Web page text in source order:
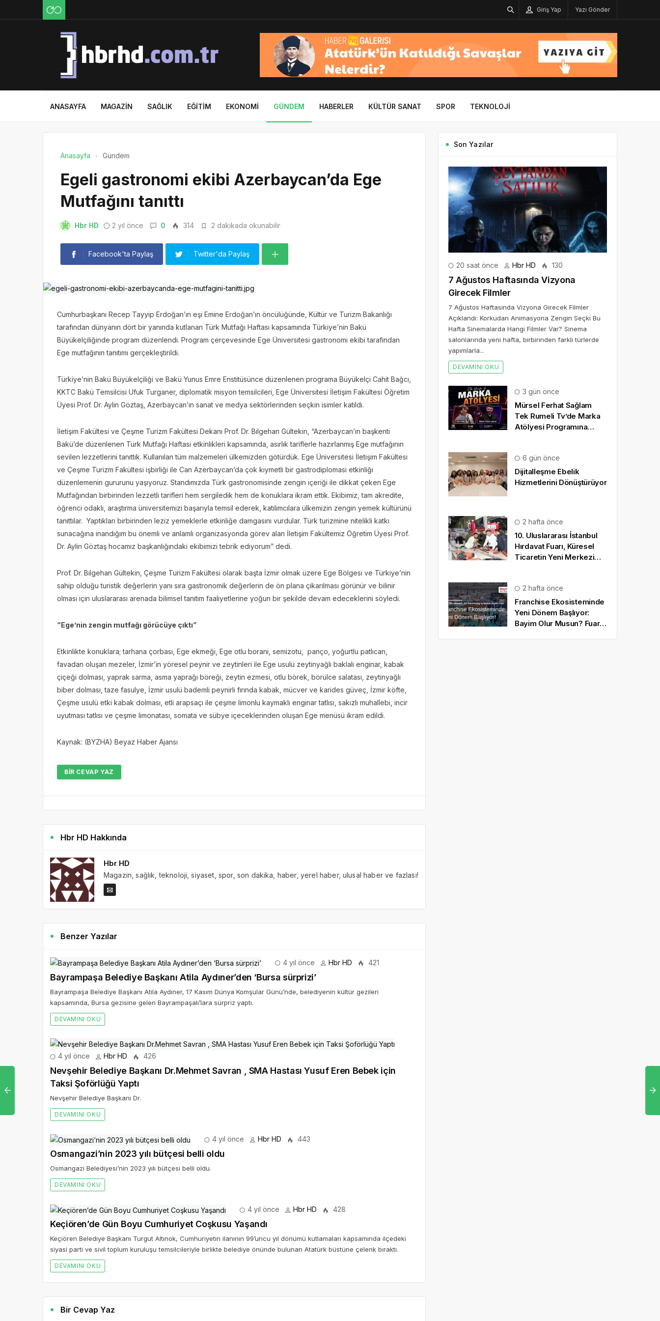
Giriş Yap Yazı Gönder
ANASAYFA MAGAZIN SAĞLIK EĞITIM EKONOMI GÜNDEM HABERLER KÜLTÜR SANAT SPOR TEKNOLOJI
Anasayfa Gündem
Egeli gastronomi ekibi Azerbaycan’da Ege
Mutfağını tanıttı
Hbr HD 2 yıl önce 0 314 2 dakikada okunabilir
Facebook'ta Paylaş Twitter'da Paylaş
Cumhurbaşkanı Recep Tayyip Erdoğan’ın eşi Emine Erdoğan’ın öncülüğünde, Kültür ve Turizm Bakanlığı
tarafından dünyanın dört bir yanında kutlanan Türk Mutfağı Haftası kapsamında Türkiye’nin Bakü
Büyükelçiliğinde program düzenlendi. Program çerçevesinde Ege Üniversitesi gastronomi ekibi tarafından
Ege mutfağının tanıtımı gerçekleştirildi.
Türkiye’nin Bakü Büyükelçiliği ve Bakü Yunus Emre Enstitüsünce düzenlenen programa Büyükelçi Cahit Bağcı,
KKTC Bakü Temsilcisi Ufuk Turganer, diplomatik misyon temsilcileri, Ege Üniversitesi İletişim Fakültesi Öğretim
Üyesi Prof. Dr. Aylin Göztaş, Azerbaycan’ın sanat ve medya sektörlerinden seçkin isimler katıldı.
İletişim Fakültesi ve Çeşme Turizm Fakültesi Dekanı Prof. Dr. Bilgehan Gültekin, “Azerbaycan’ın başkenti
Bakü’de düzenlenen Türk Mutfağı Haftası etkinlikleri kapsamında, asırlık tariflerle hazırlanmış Ege mutfağının
sevilen lezzetlerini tanıttık. Kullanılan tüm malzemeleri ülkemizden götürdük. Ege Üniversitesi İletişim Fakültesi
ve Çeşme Turizm Fakültesi işbirliği ile Can Azerbaycan’da çok kıymetli bir gastrodiplomasi etkinliği
düzenlemenin gururunu yaşıyoruz. Standımızda Türk gastronomisinde zengin içeriği ile dikkat çeken Ege
Mutfağından birbirinden lezzetli tarifleri hem sergiledik hem de konuklara ikram ettik. Ekibimiz, tam akredite,
öğrenci odaklı, araştırma üniversitemizi başarıyla temsil ederek, katılımcılara ülkemizin zengin yemek kültürünü
tanıttılar. Yaptıkları birbirinden leziz yemeklerle etkinliğe damgasını vurdular. Türk turizmine nitelikli katkı
sunacağına inandığım bu önemli ve anlamlı organizasyonda görev alan İletişim Fakültemiz Öğretim Üyesi Prof.
Dr. Aylin Göztaş hocamız başkanlığındaki ekibimizi tebrik ediyorum” dedi.
Prof. Dr. Bilgehan Gültekin, Çeşme Turizm Fakültesi olarak başta İzmir olmak üzere Ege Bölgesi ve Türkiye’nin
sahip olduğu turistik değerlerin yanı sıra gastronomik değerlerin de ön plana çıkarılması görünür ve bilinir
olması için uluslararası arenada bilimsel tanıtım faaliyetlerine yoğun bir şekilde devam edeceklerini söyledi.
“Ege’nin zengin mutfağı görücüye çıktı”
Etkinlikte konuklara; tarhana çorbası, Ege ekmeği, Ege otlu borani, semizotu, panço, yoğurtlu patlıcan,
favadan oluşan mezeler, İzmir’in yöresel peynir ve zeytinleri ile Ege usulü zeytinyağlı baklalı enginar, kabak
çiçeği dolması, yaprak sarma, asma yaprağı böreği, zeytin ezmesi, otlu börek, börülce salatası, zeytinyağlı
biber dolması, taze fasulye, İzmir usulü bademli peynirli fırında kabak, mücver ve karides güveç, İzmir köfte,
Çeşme usulü etki kabak dolması, etli arapsaçı ile çeşme limonlu kaymaklı enginar tatlısı, sakızlı muhallebi, incir
uyutması tatlısı ve çeşme limonatası, somata ve sübye içeceklerinden oluşan Ege menüsü ikram edildi.
Kaynak: (BYZHA) Beyaz Haber Ajansı
BIR CEVAP YAZ
Hbr HD Hakkında
Hbr HD
Magazin, sağlık, teknoloji, siyaset, spor, son dakika, haber, yerel haber, ulusal haber ve fazlası!
Benzer Yazılar
4 yıl önce Hbr HD 421
Bayrampaşa Belediye Başkanı Atila Aydıner’den ‘Bursa sürprizi’
Bayrampaşa Belediye Başkanı Atila Aydıner, 17 Kasım Dünya Komşular Günü’nde, belediyenin kültür gezileri
kapsamında, Bursa gezisine gelen Bayrampaşalı’lara sürpriz yaptı.
DEVAMINI OKU
4 yıl önce Hbr HD 426
Nevşehir Belediye Başkanı Dr.Mehmet Savran , SMA Hastası Yusuf Eren Bebek için
Taksi Şoförlüğü Yaptı
Nevşehir Belediye Başkanı Dr.
DEVAMINI OKU
4 yıl önce Hbr HD 443
Osmangazi’nin 2023 yılı bütçesi belli oldu
Osmangazi Belediyesi’nin 2023 yılı bütçesi belli oldu.
DEVAMINI OKU
4 yıl önce Hbr HD 428
Keçiören’de Gün Boyu Cumhuriyet Coşkusu Yaşandı
Keçiören Belediye Başkanı Turgut Altınok, Cumhuriyetin ilanının 99’uncu yıl dönümü kutlamaları kapsamında ilçedeki
siyasi parti ve sivil toplum kuruluşu temsilcileriyle birlikte belediye önünde bulunan Atatürk büstüne çelenk bıraktı.
DEVAMINI OKU
Bir Cevap Yaz
Son Yazılar
20 saat önce Hbr HD 130
7 Ağustos Haftasında Vizyona
Girecek Filmler
7 Ağustos Haftasında Vizyona Girecek Filmler
Açıklandı: Korkudan Animasyona Zengin Seçki Bu
Hafta Sinemalarda Hangi Filmler Var? Sinema
salonlarında yeni hafta, birbirinden farklı türlerde
yapımlarla...
DEVAMINI OKU
3 gün önce
Mürsel Ferhat Sağlam
Tek Rumeli Tv’de Marka
Atölyesi Programına
6 gün önce
Dijitalleşme Ebelik
Hizmetlerini Dönüştürüyor
2 hafta önce
10. Uluslararası İstanbul
Hırdavat Fuarı, Küresel
Ticaretin Yeni Merkezi
2 hafta önce
Franchise Ekosisteminde
Yeni Dönem Başlıyor:
Bayim Olur Musun? Fuarı